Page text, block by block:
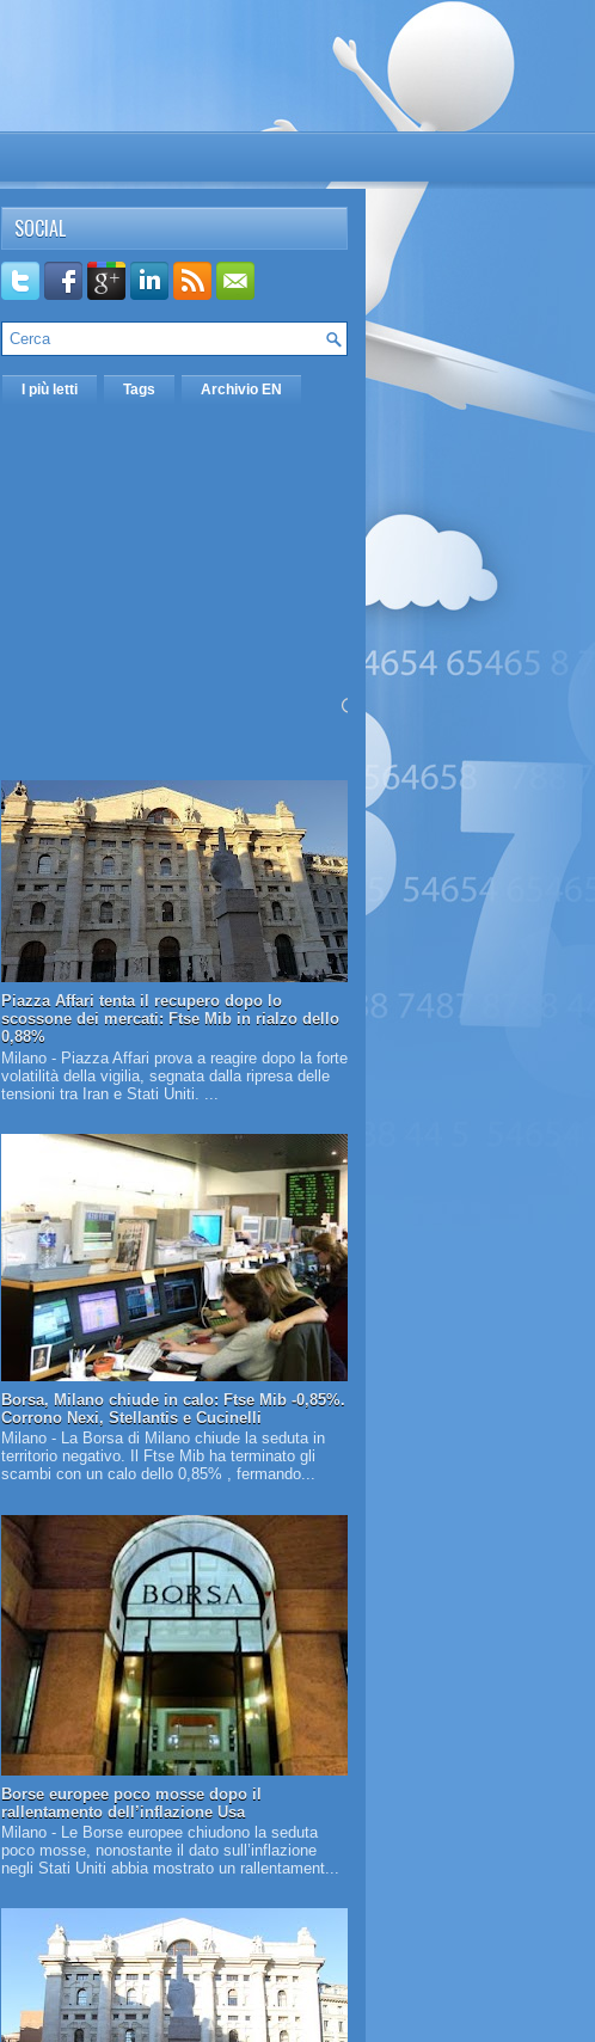
SOCIAL
I più letti Tags Archivio EN
Piazza Affari tenta il recupero dopo lo
scossone dei mercati: Ftse Mib in rialzo dello
0,88%
Milano - Piazza Affari prova a reagire dopo la forte
volatilità della vigilia, segnata dalla ripresa delle
tensioni tra Iran e Stati Uniti. ...
Borsa, Milano chiude in calo: Ftse Mib -0,85%.
Corrono Nexi, Stellantis e Cucinelli
Milano - La Borsa di Milano chiude la seduta in
territorio negativo. Il Ftse Mib ha terminato gli
scambi con un calo dello 0,85% , fermando...
Borse europee poco mosse dopo il
rallentamento dell’inflazione Usa
Milano - Le Borse europee chiudono la seduta
poco mosse, nonostante il dato sull’inflazione
negli Stati Uniti abbia mostrato un rallentament...